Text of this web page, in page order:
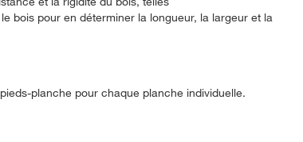
bois pour en déterminer la longueur, la largeur et la
planche pour chaque planche individuelle.